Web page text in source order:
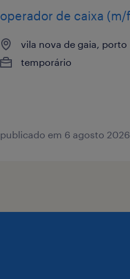
operador de caixa (m/
vila nova de gaia, porto
temporário
publicado em 6 agosto 2026